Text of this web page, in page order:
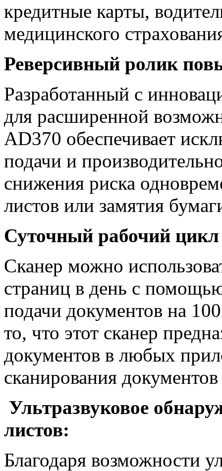
кредитные карты,
медицинского
Реверсивный ролик
Разработанный с
для расширенной
AD370 обеспечивает
подачи и
снижения риска
листов или замятия
Суточный рабочий
Сканер можно
страниц в день с
подачи документов на
то, что этот сканер
документов в любых
сканирования
Ультразвуковое
листов:
Благодаря возможности